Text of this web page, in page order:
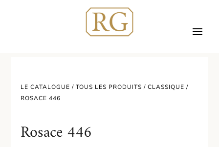
LE CATALOGUE /TOUS LES PRODUITS /CLASSIQUE /
ROSACE 446
Rosace 446